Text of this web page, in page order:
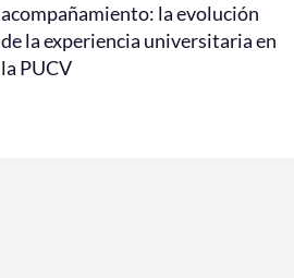
acompañamiento: la evolución
de la experiencia universitaria en
la PUCV